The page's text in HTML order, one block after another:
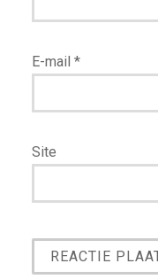
E-mail *
Site